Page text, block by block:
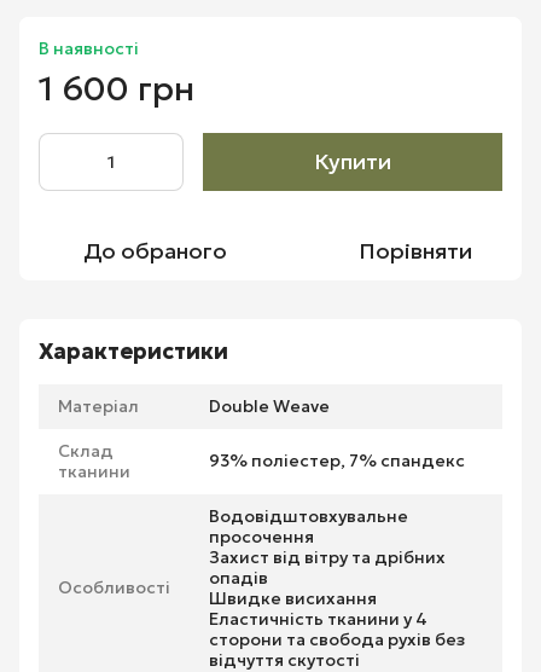
В наявності
1 600 грн
Купити
До обраного Порівняти
Характеристики
Матеріал Double Weave
Склад
тканини
93% поліестер, 7% спандекс
Особливості
Водовідштовхувальне
просочення
Захист від вітру та дрібних
опадів
Швидке висихання
Еластичність тканини у 4
сторони та свобода рухів без
відчуття скутості